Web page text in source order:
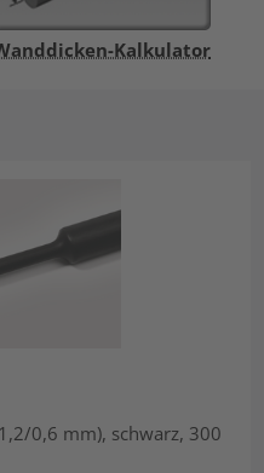
Kalkulator
0,6 mm), schwarz, 300